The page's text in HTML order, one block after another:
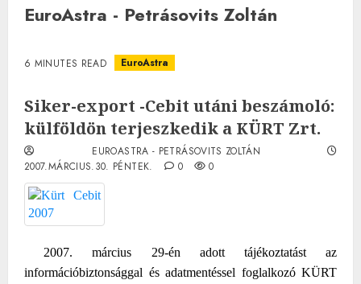
EuroAstra - Petrásovits Zoltán
6 MINUTES READ EuroAstra
Siker-export -Cebit utáni beszámoló:
külföldön terjeszkedik a KÜRT Zrt.
EUROASTRA - PETRÁSOVITS ZOLTÁN
2007.MÁRCIUS.30. PÉNTEK.
0 0
2007. március 29-én adott tájékoztatást az
információbiztonsággal és adatmentéssel foglalkozó KÜRT